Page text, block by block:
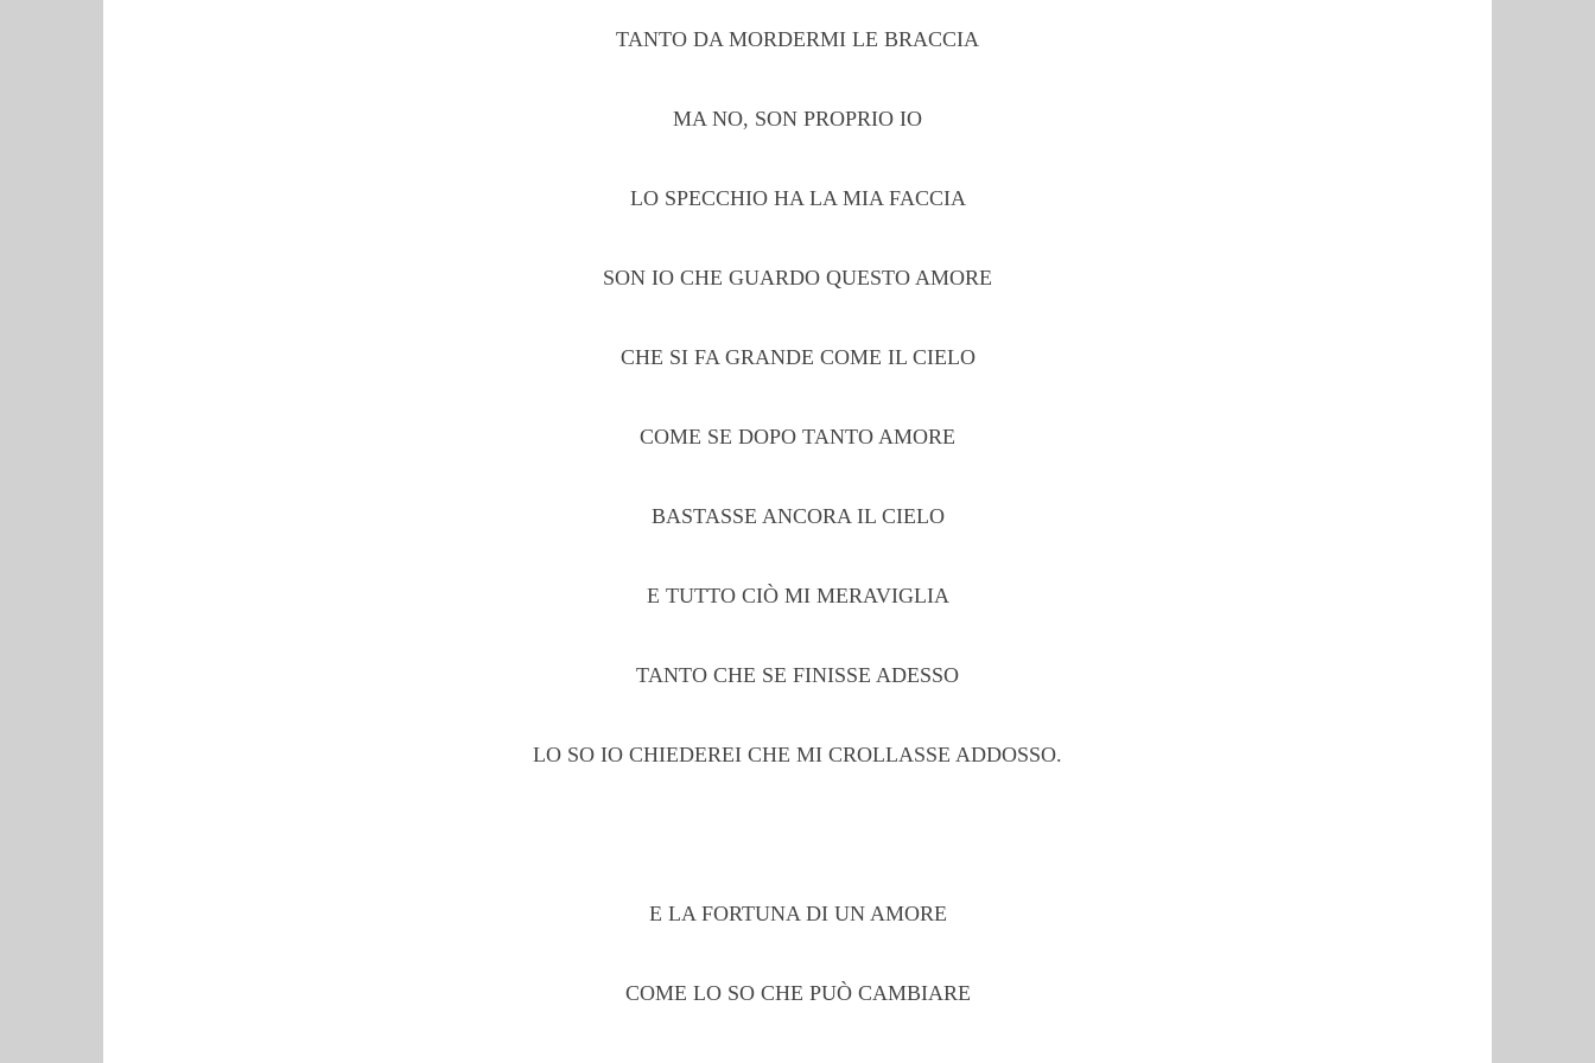
TANTO DA MORDERMI LE BRACCIA
MA NO, SON PROPRIO IO
LO SPECCHIO HA LA MIA FACCIA
SON IO CHE GUARDO QUESTO AMORE
CHE SI FA GRANDE COME IL CIELO
COME SE DOPO TANTO AMORE
BASTASSE ANCORA IL CIELO
E TUTTO CIÒ MI MERAVIGLIA
TANTO CHE SE FINISSE ADESSO
LO SO IO CHIEDEREI CHE MI CROLLASSE ADDOSSO.
E LA FORTUNA DI UN AMORE
COME LO SO CHE PUÒ CAMBIARE